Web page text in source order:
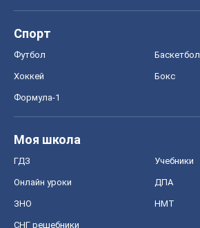
Спорт
Футбол Баскетбол
Хоккей Бокс
Формула-1
Моя школа
ГДЗ Учебники
Онлайн уроки ДПА
ЗНО НМТ
СНГ решебники